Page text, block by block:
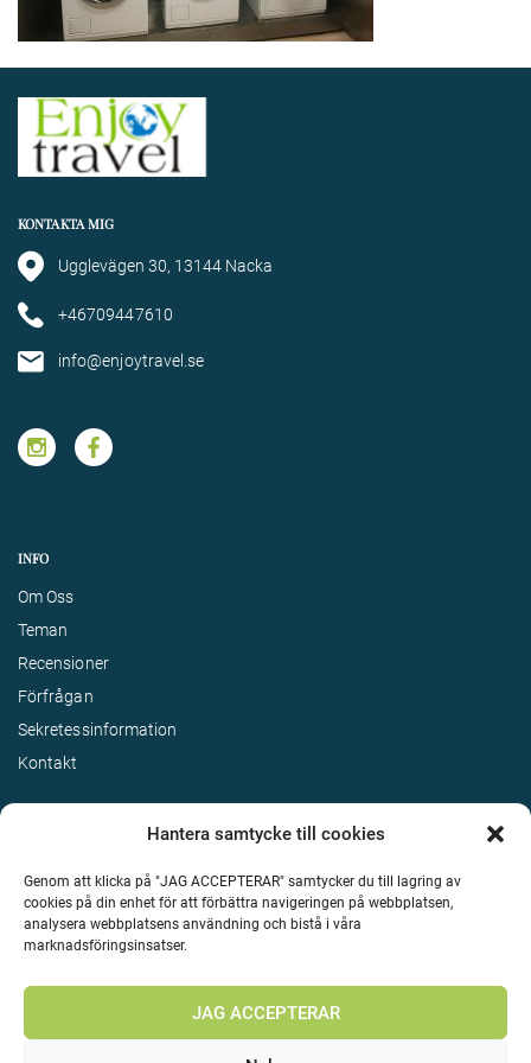
Hantera samtycke till cookies
Genom att klicka på "JAG ACCEPTERAR" samtycker du till lagring av
cookies på din enhet för att förbättra navigeringen på webbplatsen,
analysera webbplatsens användning och bistå i våra
marknadsföringsinsatser.
JAG ACCEPTERAR
KONTAKTA MIG
Ugglevägen 30, 13144 Nacka
+46709447610
info@enjoytravel.se
INFO
Om Oss
Teman
Recensioner
Förfrågan
Sekretessinformation
Kontakt
Upphovsrätt 2026 Enjoy Travel Alla rättigheter reserverade